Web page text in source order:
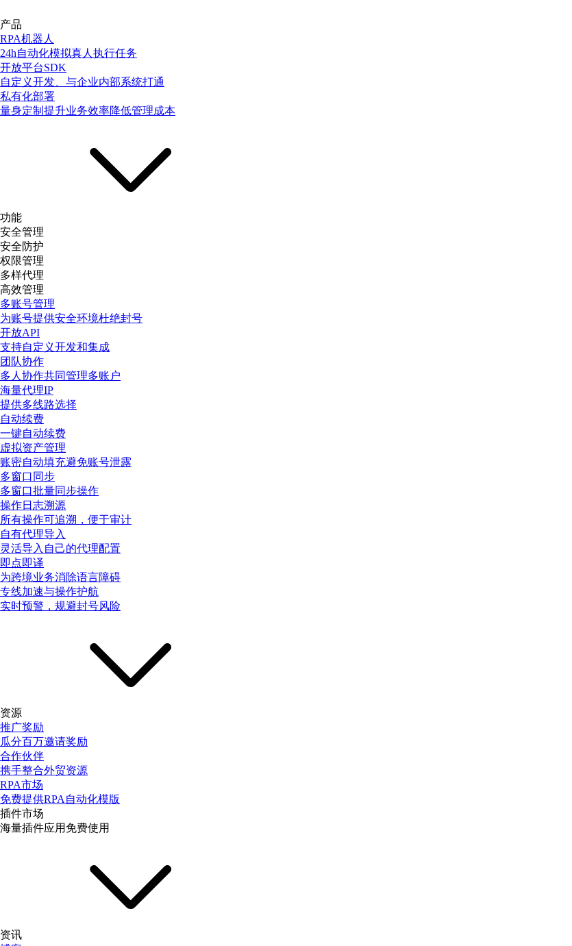
产品
RPA机器人
24h自动化模拟真人执行任务
开放平台SDK
自定义开发、与企业内部系统打通
私有化部署
量身定制提升业务效率降低管理成本
功能
安全管理
安全防护
权限管理
多样代理
高效管理
多账号管理
为账号提供安全环境杜绝封号
开放API
支持自定义开发和集成
团队协作
多人协作共同管理多账户
海量代理IP
提供多线路选择
自动续费
一键自动续费
虚拟资产管理
账密自动填充避免账号泄露
多窗口同步
多窗口批量同步操作
操作日志溯源
所有操作可追溯，便于审计
自有代理导入
灵活导入自己的代理配置
即点即译
为跨境业务消除语言障碍
专线加速与操作护航
实时预警，规避封号风险
资源
推广奖励
瓜分百万邀请奖励
合作伙伴
携手整合外贸资源
RPA市场
免费提供RPA自动化模版
插件市场
海量插件应用免费使用
资讯